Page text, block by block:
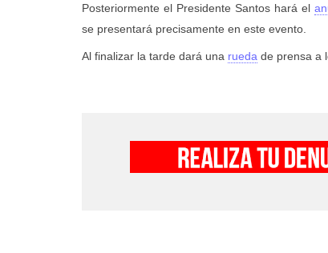
Posteriormente el Presidente Santos hará el
se presentará precisamente en este evento.
Al finalizar la tarde dará una rueda de prensa a